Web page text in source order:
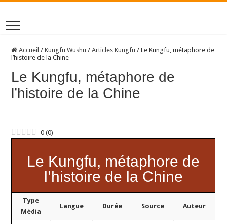
Accueil / Kungfu Wushu / Articles Kungfu / Le Kungfu, métaphore de
l’histoire de la Chine
Le Kungfu, métaphore de
l’histoire de la Chine
0 (0)
Le Kungfu, métaphore de
l’histoire de la Chine
Type
Média
Langue Durée Source Auteur